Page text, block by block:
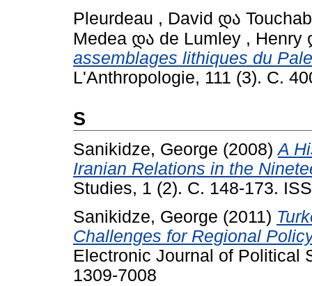
Pleurdeau , David და
Medea და de Lumley , Henry
assemblages lithiques du
L'Anthropologie, 111 (3). С.
S
Sanikidze, George (2008)A
Iranian Relations in the
Studies, 1 (2). С. 148-173.
Sanikidze, George (2011)
Challenges for Regional
Electronic Journal of Political
1309-7008